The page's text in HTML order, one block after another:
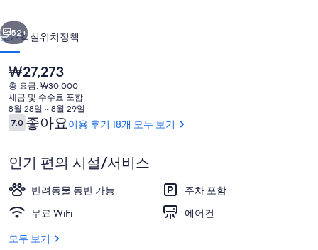
션
의
사
진
갤
리
외관
52+
소개객실위치정책
현
재
가
격
은
₩27,273
₩27,273
총 요금: ₩30,000
세금 및 수수료 포함
8월 28일 ~ 8월 29일
이
용
기
7.010점 만점 중 7.0점.
좋아요이용 후기 18개 모두 보기
인기 편의 시설/서비스
반려동물 동반 가능
주차 포함
무료 WiFi
에어컨
모두 보기